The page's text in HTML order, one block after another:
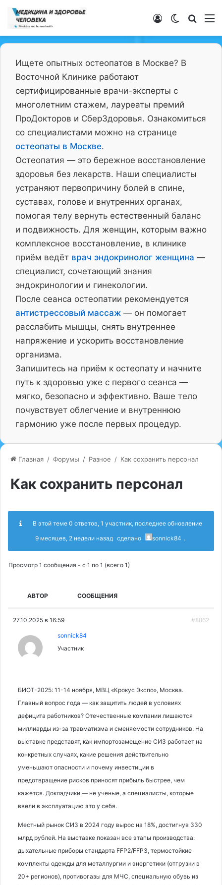
Switch skin
Войти
Ищете опытных остеопатов в Москве? В
Восточной Клинике работают
сертифицированные врачи-эксперты с
многолетним стажем, лауреаты премий
ПроДокторов и СберЗдоровья. Ознакомиться
со специалистами можно на странице
остеопаты в Москве.
Остеопатия — это бережное восстановление
здоровья без лекарств. Наши специалисты
устраняют первопричину болей в спине,
суставах, голове и внутренних органах,
помогая телу вернуть естественный баланс
и подвижность. Для женщин, которым важно
комплексное восстановление, в клинике
приём ведёт врач эндокринолог женщина —
специалист, сочетающий знания
эндокринологии и гинекологии.
После сеанса остеопатии рекомендуется
антистрессовый массаж — он помогает
расслабить мышцы, снять внутреннее
напряжение и ускорить восстановление
организма.
Запишитесь на приём к остеопату и начните
путь к здоровью уже с первого сеанса —
мягко, безопасно и эффективно. Ваше тело
почувствует облегчение и внутреннюю
гармонию уже после первых процедур.
Главная / Форумы / Разное / Как сохранить персонал
Как сохранить персонал
В этой теме 0 ответов, 1 участник, последнее обновление
9 месяцев, 2 недели назад сделано sonnick84 .
Просмотр 1 сообщения - с 1 по 1 (всего 1)
АВТОР СООБЩЕНИЯ
27.10.2025 в 16:59 #8862
sonnick84
Участник
БИОТ-2025: 11-14 ноября, МВЦ «Крокус Экспо», Москва.
Главный вопрос года — как защитить людей в условиях
дефицита работников? Отечественные компании лишаются
миллиарды из-за травматизма и сменяемости сотрудников. На
выставке представят, как импортозамещение СИЗ работает на
конкретных случаях, какие решения действительно
уменьшают опасности и почему инвестиции в
предотвращение рисков приносят прибыль быстрее, чем
кажется. Докладчики — не ученые, а специалисты, которые
ввели в эксплуатацию это у себя.
Местный рынок СИЗ в 2024 году вырос на 18%, достигнув 330
млрд рублей. На выставке показан все этапы производства:
дыхательные приборы стандарта FFP2/FFP3, термостойкие
комплекты одежды для металлургии и энергетики (отгрузки в
20+ регионов), противогазы для МЧС, специальную обувь из